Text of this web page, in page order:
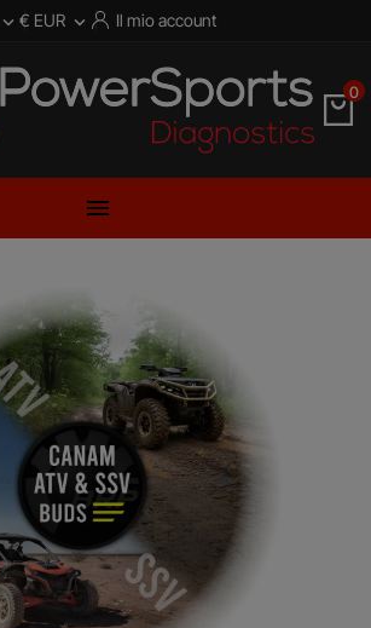
 € EUR  Il mio account
0
